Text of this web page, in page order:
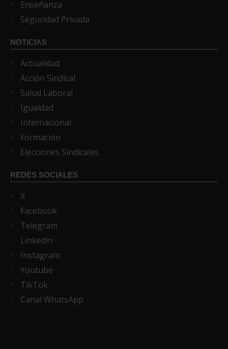
Enseñanza
Seguridad Privada
NOTICIAS
Actualidad
Acción Sindical
Salud Laboral
Igualdad
Internacional
Formación
Elecciones Sindicales
REDES SOCIALES
X
Facebook
Telegram
Linkedin
Instagram
Youtube
TikTok
Canal WhatsApp